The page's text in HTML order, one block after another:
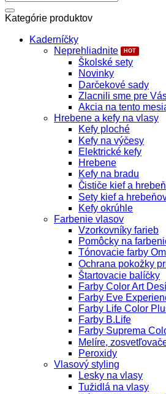
Kategórie produktov
Kaderníčky
Neprehliadnite
Školské sety
Novinky
Darčekové sady
Zlacnili sme pre
Akcia na tento
Hrebene a kefy na vlasy
Kefy ploché
Kefy na výčesy
Elektrické kefy
Hrebene
Kefy na bradu
Čističe kief a
Sety kief a
Kefy okrúhle
Farbenie vlasov
Vzorkovníky farieb
Pomôcky na
Tónovacie farby
Ochrana pokožky
Štartovacie balíčky
Farby Color Art
Farby Eve
Farby Life Color
Farby B.Life
Farby Suprema
Melíre,
Peroxidy
Vlasový styling
Lesky na vlasy
Tužidlá na vlasy